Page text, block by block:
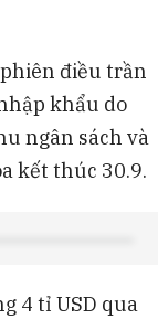
phiên điều trần
khẩu do
ngân sách và
kết thúc 30.9.
4 tỉ USD qua